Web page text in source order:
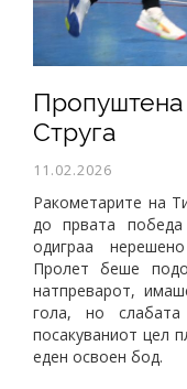
Струга
11.02.2026
Ракометарите на
до првата
одиграа
Пролет беше
натпреварот,
гола, но
посакуваниот цел
еден освоен бод.